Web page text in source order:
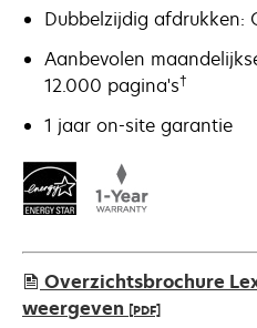
Dubbelzijdig afdrukken:
Aanbevolen
12.000 pagina's†
1 jaar on-site garantie
Overzichtsbrochure
weergeven [PDF]